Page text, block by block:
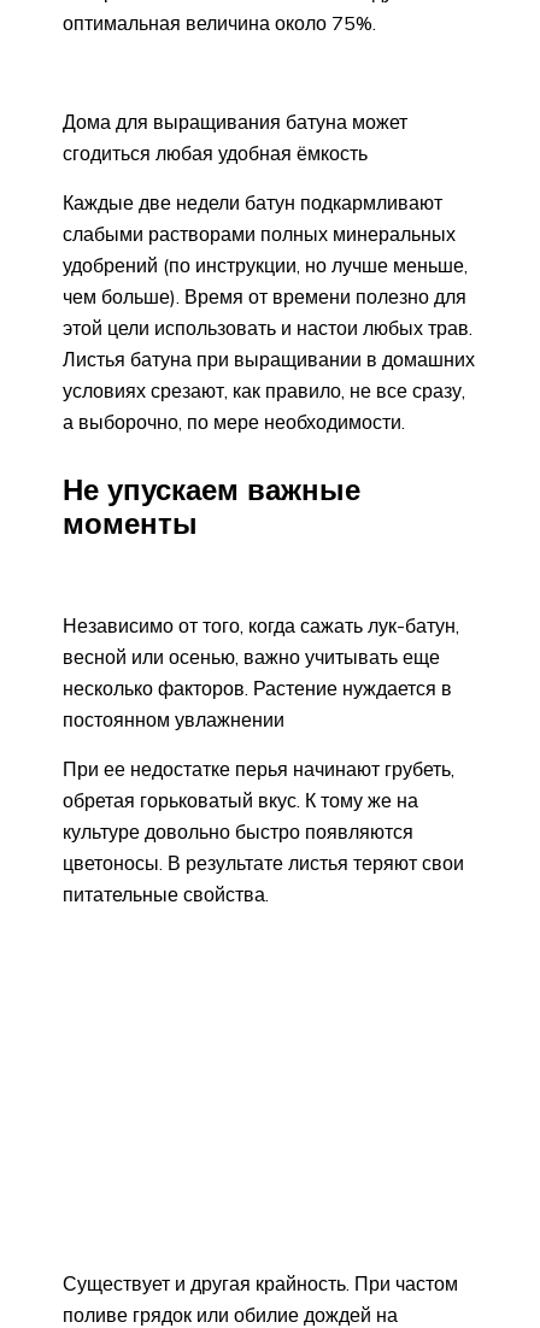
оптимальная величина около 75%.
Дома для выращивания батуна может
сгодиться любая удобная ёмкость
Каждые две недели батун подкармливают
слабыми растворами полных минеральных
удобрений (по инструкции, но лучше меньше,
чем больше). Время от времени полезно для
этой цели использовать и настои любых трав.
Листья батуна при выращивании в домашних
условиях срезают, как правило, не все сразу,
а выборочно, по мере необходимости.
Не упускаем важные
моменты
Независимо от того, когда сажать лук-батун,
весной или осенью, важно учитывать еще
несколько факторов. Растение нуждается в
постоянном увлажнении
При ее недостатке перья начинают грубеть,
обретая горьковатый вкус. К тому же на
культуре довольно быстро появляются
цветоносы. В результате листья теряют свои
питательные свойства.
Существует и другая крайность. При частом
поливе грядок или обилие дождей на